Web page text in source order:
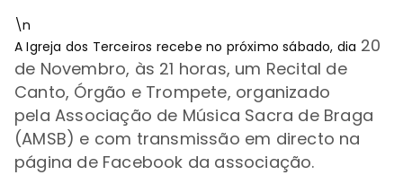
\n
A Igreja dos Terceiros recebe no próximo sábado, dia 20
de Novembro, às 21 horas, um Recital de
Canto, Órgão e Trompete, organizado
pela Associação de Música Sacra de Braga
(AMSB) e com transmissão em directo na
página de Facebook da associação.